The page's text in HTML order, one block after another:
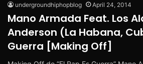
undergroundhiphopblog April 24, 2014
Mano Armada Feat. Los
Anderson (La Habana,
Guerra [Making Off]